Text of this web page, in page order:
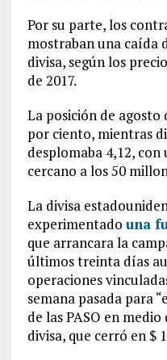
Por su parte, los
mostraban una caída
divisa, según los
de 2017.
La posición de agosto
por ciento, mientras
desplomaba 4,12,
cercano a los 50
La divisa
experimentado una
que arrancara la
últimos treinta días
operaciones
semana pasada para
de las PASO en
divisa, que cerró en $